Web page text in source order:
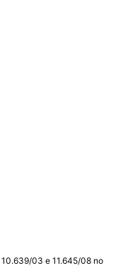
03 e 11.645/08 no